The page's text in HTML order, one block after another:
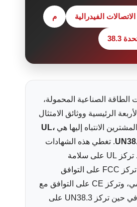
الفيدرالية م
38.3
الطاقة الصناعية المحمولة،
الرئيسية ووثائق الامتثال
الانتباه إليها هي UL،
. تغطي هذه الشهادات
مخاطر مختلفة. تركز UL على سلامة
المنتجات، بينما تركز FCC على التوافق
الكهرومغناطيسي، وتركز CE على التوافق مع
اللوائح الدولية، في حين تركز UN38.3 على